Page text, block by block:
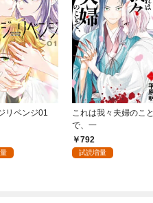
リベンジ01
これは我々夫婦のこと
で、一
792
試読増量